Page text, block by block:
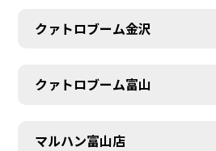
クァトロブーム金沢
クァトロブーム富山
マルハン富山店